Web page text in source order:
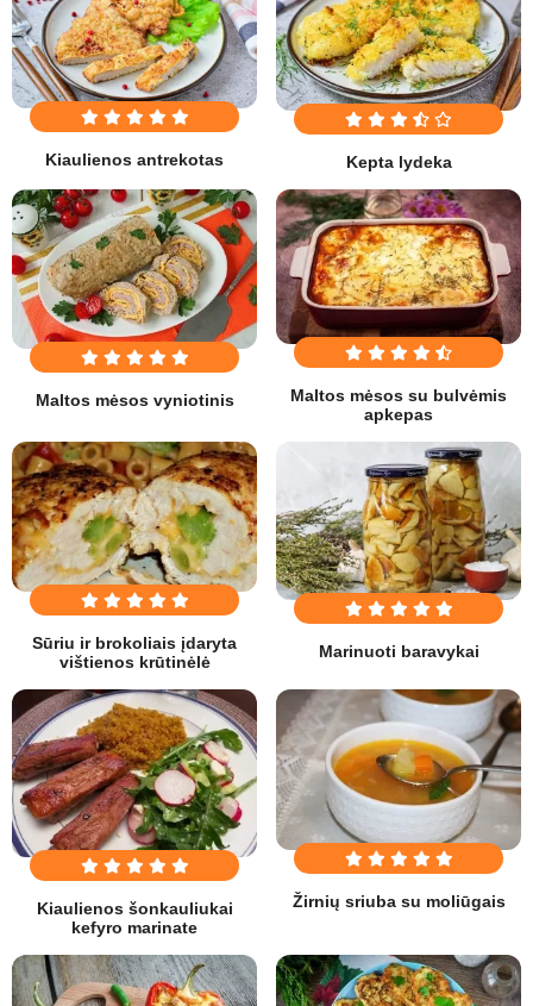
Kiaulienos antrekotas Kepta lydeka
Maltos mėsos vyniotinis
Maltos mėsos su bulvėmis
apkepas
Sūriu ir brokoliais įdaryta
vištienos krūtinėlė
Marinuoti baravykai
Kiaulienos šonkauliukai
kefyro marinate
Žirnių sriuba su moliūgais